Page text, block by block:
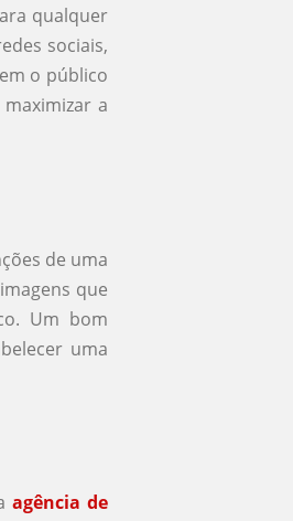
qualquer
sociais,
o público
a
de uma
que
Um bom
uma
agência de